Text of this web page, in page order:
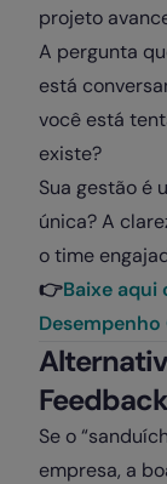
projeto
A pergunta
está
você está
existe?
Sua gestão é
única? A
o time
👉Baixe aqui
Desempenho
Se o
empresa, a